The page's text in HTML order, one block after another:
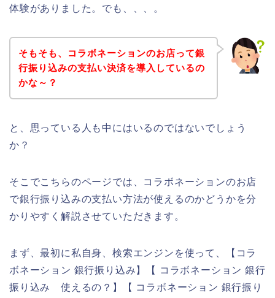
体験がありました。でも、、、。
そもそも、コラボネーションのお店って銀
行振り込みの支払い決済を導入しているの
かな～？
と、思っている人も中にはいるのではないでしょう
か？
そこでこちらのページでは、コラボネーションのお店
で銀行振り込みの支払い方法が使えるのかどうかを分
かりやすく解説させていただきます。
まず、最初に私自身、検索エンジンを使って、【コラ
ボネーション 銀行振り込み】【 コラボネーション 銀行
振り込み 使えるの？】【 コラボネーション 銀行振り